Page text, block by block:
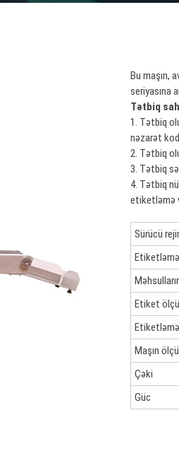
Bu maşın,
seriyasına
Tətbiq
1. Tətbiq
nəzarət
2. Tətbiq
3. Tətbiq
4. Tətbiq
etiketləmə
Sürücü
Etiket
Maşın
Çəki
Güc